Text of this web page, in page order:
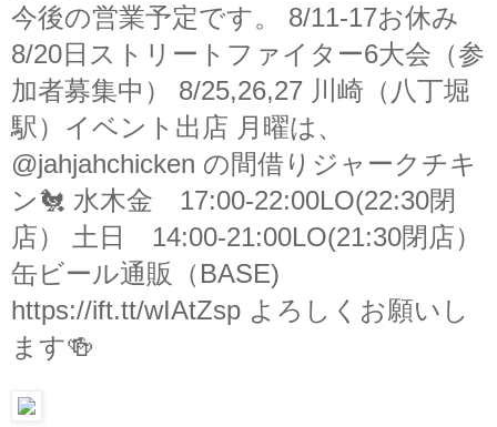
今後の営業予定です。 8/11-17お休み
8/20日ストリートファイター6大会（参
加者募集中） 8/25,26,27 川崎（八丁堀
駅）イベント出店 月曜は、
@jahjahchicken の間借りジャークチキ
ン🐔 水木金 17:00-22:00LO(22:30閉
店） 土日 14:00-21:00LO(21:30閉店）
缶ビール通販（BASE)
https://ift.tt/wIAtZsp よろしくお願いし
ます🍻